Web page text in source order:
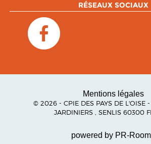
RÉSEAUX SOCIAUX
Mentions légales
© 2026 - CPIE DES PAYS DE L'OISE
JARDINIERS , SENLIS 60300
powered by PR-